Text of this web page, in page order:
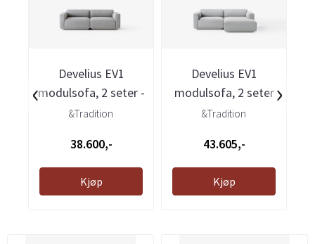
Develius EV1
modulsofa, 2 seter -
Clay 0003
&Tradition
38.600,-
Kjøp
Develius EV1
modulsofa, 2 seter
med sjeselong - ...
&Tradition
43.605,-
Kjøp
‹ ›